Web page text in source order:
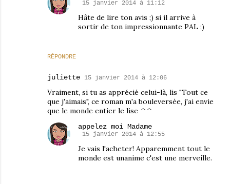
RÉPONDRE
15 janvier 2014 à 11:12
Hâte de lire ton avis ;) si il arrive à
sortir de ton impressionnante PAL ;)
juliette 15 janvier 2014 à 12:06
Vraiment, si tu as apprécié celui-là, lis "Tout ce
que j'aimais", ce roman m'a bouleversée, j'ai envie
que le monde entier le lise ^^
appelez moi Madame
15 janvier 2014 à 12:55
Je vais l'acheter! Apparemment tout le
monde est unanime c'est une merveille.